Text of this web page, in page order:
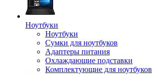
Ноутбуки
Ноутбуки
Сумки для ноутбуков
Адаптеры питания
Охлаждающие подставки
Комплектующие для ноутбуков